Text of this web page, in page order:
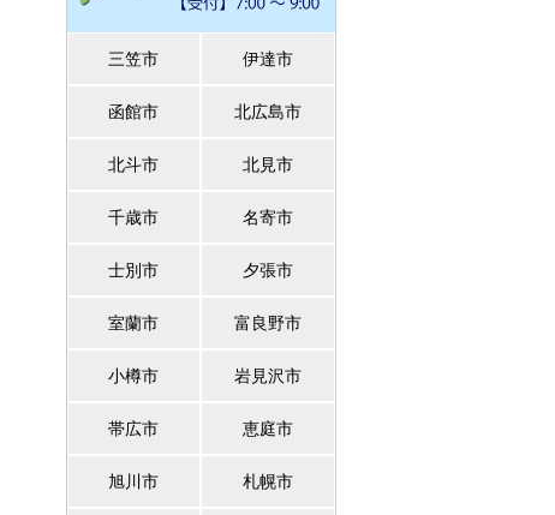
三笠市 伊達市
函館市 北広島市
北斗市 北見市
千歳市 名寄市
士別市 夕張市
室蘭市 富良野市
小樽市 岩見沢市
帯広市 恵庭市
旭川市 札幌市